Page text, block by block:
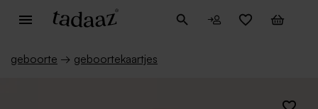
geboorte → geboortekaartjes